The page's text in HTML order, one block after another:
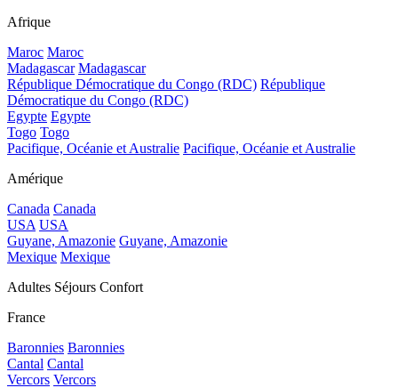
Afrique
Maroc Maroc
Madagascar Madagascar
République Démocratique du Congo (RDC) République
Démocratique du Congo (RDC)
Egypte Egypte
Togo Togo
Pacifique, Océanie et Australie Pacifique, Océanie et Australie
Amérique
Canada Canada
USA USA
Guyane, Amazonie Guyane, Amazonie
Mexique Mexique
Adultes Séjours Confort
France
Baronnies Baronnies
Cantal Cantal
Vercors Vercors